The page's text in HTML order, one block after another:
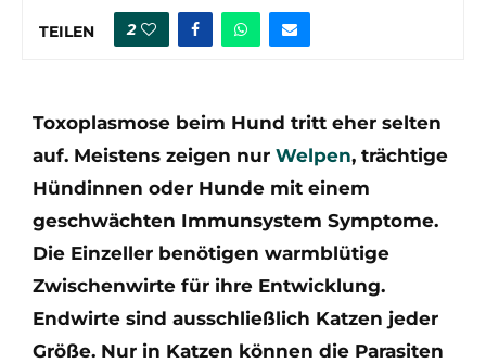
TEILEN 2
Toxoplasmose beim Hund tritt eher selten
auf. Meistens zeigen nur Welpen, trächtige
Hündinnen oder Hunde mit einem
geschwächten Immunsystem Symptome.
Die Einzeller benötigen warmblütige
Zwischenwirte für ihre Entwicklung.
Endwirte sind ausschließlich Katzen jeder
Größe. Nur in Katzen können die Parasiten